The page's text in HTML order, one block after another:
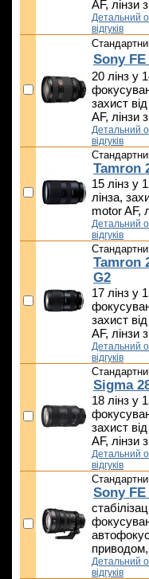
AF, лінзи
Детальний
відгуків
Sony FE
20 лінз у
захист
AF, лінзи
Детальний
відгуків
Tamron
15 лінз у
лінза,
motor AF,
Детальний
відгуків
Tamron
G2
17 лінз у
захист
AF, лінзи
Детальний
відгуків
Sigma
18 лінз у
захист
AF, лінзи
Детальний
відгуків
Sony FE
приводом,
Детальний
відгуків